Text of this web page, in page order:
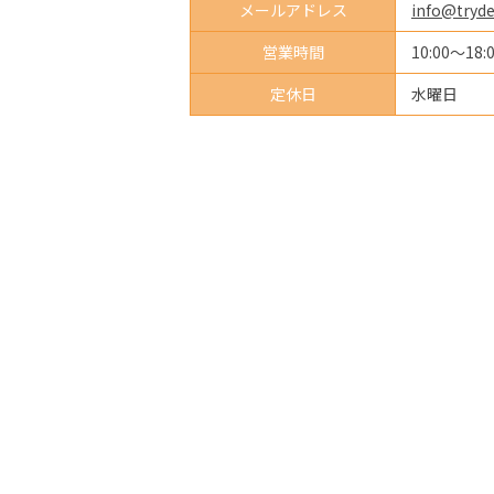
メールアドレス
営業時間
10:00～
定休日
水曜日